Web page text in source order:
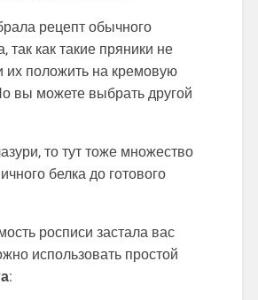
рецепт обычного
так как такие пряники не
их положить на кремовую
вы можете выбрать другой
то тут тоже множество
белка до готового
росписи застала вас
использовать простой
: